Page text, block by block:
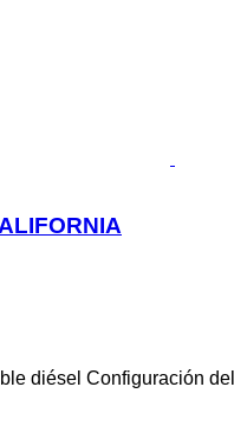
diésel Configuración